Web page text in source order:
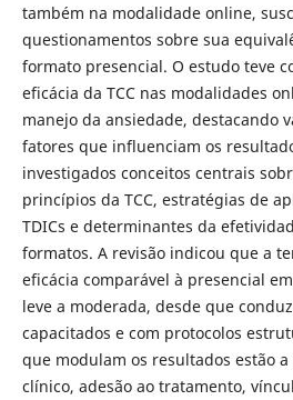
também na modalidade online,
questionamentos sobre sua
formato presencial. O estudo teve
eficácia da TCC nas modalidades
manejo da ansiedade, destacando
fatores que influenciam os
investigados conceitos centrais
princípios da TCC, estratégias de
TDICs e determinantes da
formatos. A revisão indicou que a
eficácia comparável à presencial
leve a moderada, desde que
capacitados e com protocolos
que modulam os resultados estão
clínico, adesão ao tratamento,